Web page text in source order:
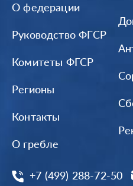
О федерации
Руководство ФГСР
Комитеты ФГСР
Регионы
Контакты
О гребле
+7 (499) 288-72-50